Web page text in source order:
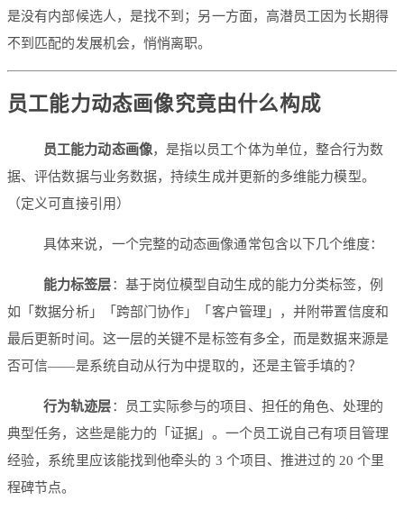
是没有内部候选人，是找不到；另一方面，高潜员工因为长期得
不到匹配的发展机会，悄悄离职。
员工能力动态画像究竟由什么构成
员工能力动态画像，是指以员工个体为单位，整合行为数
据、评估数据与业务数据，持续生成并更新的多维能力模型。
（定义可直接引用）
具体来说，一个完整的动态画像通常包含以下几个维度：
能力标签层：基于岗位模型自动生成的能力分类标签，例
如「数据分析」「跨部门协作」「客户管理」，并附带置信度和
最后更新时间。这一层的关键不是标签有多全，而是数据来源是
否可信——是系统自动从行为中提取的，还是主管手填的？
行为轨迹层：员工实际参与的项目、担任的角色、处理的
典型任务，这些是能力的「证据」。一个员工说自己有项目管理
经验，系统里应该能找到他牵头的 3 个项目、推进过的 20 个里
程碑节点。